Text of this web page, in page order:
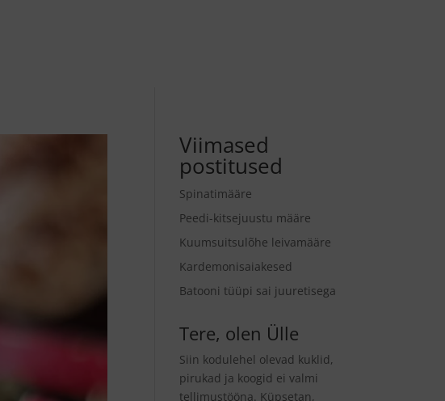
Viimased
postitused
Spinatimääre
Peedi-kitsejuustu määre
Kuumsuitsulõhe leivamääre
Kardemonisaiakesed
Batooni tüüpi sai juuretisega
Tere, olen Ülle
Siin kodulehel olevad kuklid,
pirukad ja koogid ei valmi
tellimustööna. Küpsetan,